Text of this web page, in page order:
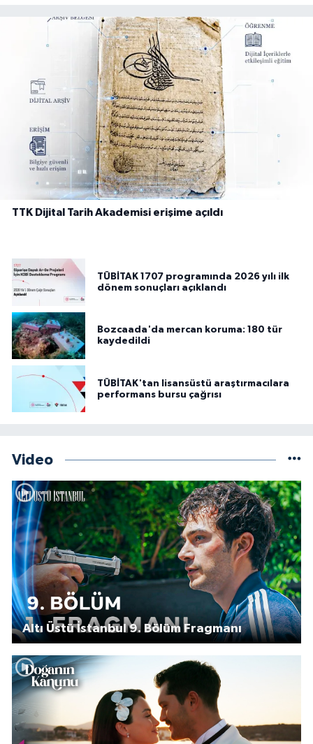
TTK Dijital Tarih Akademisi erişime açıldı
TÜBİTAK 1707 programında 2026 yılı ilk
dönem sonuçları açıklandı
Bozcaada'da mercan koruma: 180 tür
kaydedildi
TÜBİTAK'tan lisansüstü araştırmacılara
performans bursu çağrısı
Video
Altı Üstü İstanbul 9. Bölüm Fragmanı